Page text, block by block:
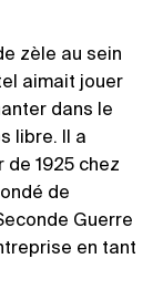
zèle au sein
aimait jouer
dans le
libre. Il a
1925 chez
de
Guerre
en tant